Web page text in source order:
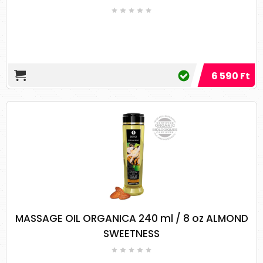
csökkenthetik az olaj előnyeit. A tiszta
olajok könnyebbek és kevésbé zsírosak.
Ellenőrizze a viszkozitást: az olajnak
könnyen kell csúsznia a bőrén. Nem
szabad ragacsosnak és zsírosnak lennie. A
masszázsolajoknak lehetővé kell tenniük a
kéz könnyű mozgását a bőrön.
Ellenőrizze az illatát: kerülje az erős szagú
olajok használatát. A masszázsolajok
általában könnyű és kellemes aromával
rendelkeznek, ezért válasszon ennek
megfelelően.
Ezenkívül végezzen tesztet az olajjal,
6 590 Ft
MASSAGE OIL ORGANICA 240 ml / 8 oz ALMOND
SWEETNESS